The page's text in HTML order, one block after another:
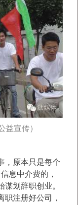
益宣传）
，原本只是每个
息中介费的，
划辞职创业。
注册好公司，